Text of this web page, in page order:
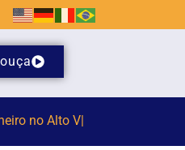
ouça
em Brusque